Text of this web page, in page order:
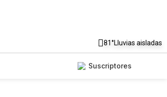
81°Lluvias aisladas
Suscriptores